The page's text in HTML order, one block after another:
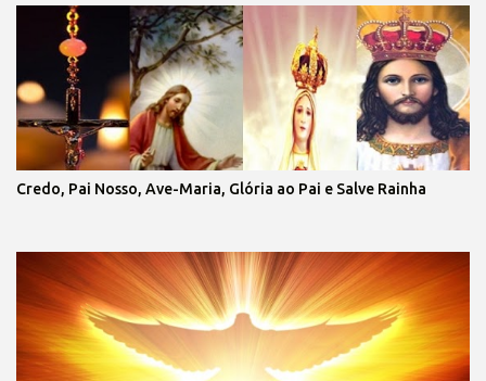
Credo, Pai Nosso, Ave-Maria, Glória ao Pai e Salve Rainha